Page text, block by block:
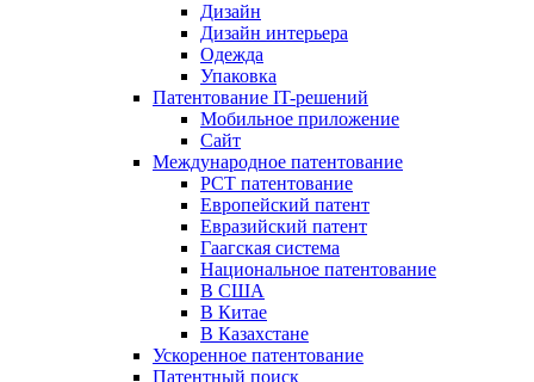
Дизайн
Дизайн интерьера
Одежда
Упаковка
Патентование IT-решений
Мобильное приложение
Сайт
Международное патентование
PCT патентование
Европейский патент
Евразийский патент
Гаагская система
Национальное патентование
В США
В Китае
В Казахстане
Ускоренное патентование
Патентный поиск